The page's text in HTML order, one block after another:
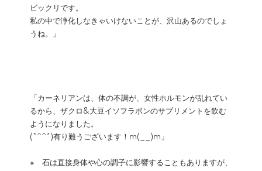
ビックリです。
私の中で浄化しなきゃいけないことが、沢山あるのでしょ
うね。」
「カーネリアンは、体の不調が、女性ホルモンが乱れてい
るから、ザクロ&大豆イソフラボンのサプリメントを飲む
ようになりました。
(*^^*)有り難うございます！m(__)m」
※ 石は直接身体や心の調子に影響することもありますが、